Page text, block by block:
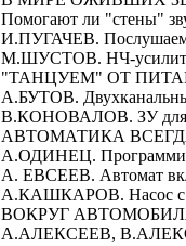
Помогают ли "стены"
И.ПУГАЧЕВ. Послушаем
М.ШУСТОВ. НЧ-
"ТАНЦУЕМ" ОТ
А.БУТОВ.
В.КОНОВАЛОВ. ЗУ для
АВТОМАТИКА
А.ОДИНЕЦ.
А. ЕВСЕЕВ. Автомат
А.КАШКАРОВ. Насос с
ВОКРУГ
А.АЛЕКСЕЕВ,